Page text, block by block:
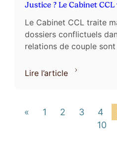
Justice ? Le Cabinet
Le Cabinet CCL traite
dossiers conflictuels
relations de couple
Le 03 août 2023, les
Lire l’article
« 1 2 3 4
10